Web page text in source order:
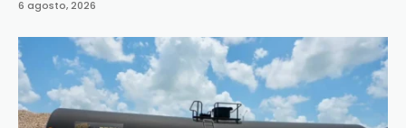
6 agosto, 2026